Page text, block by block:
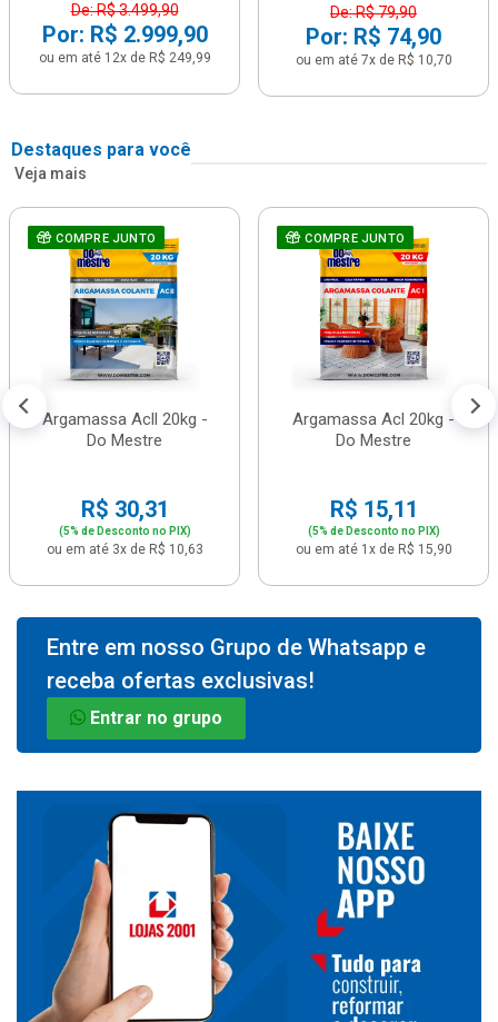
De: R$ 3.499,90
Por: R$ 2.999,90
ou em até 12x de R$ 249,99
De: R$ 79,90
Por: R$ 74,90
ou em até 7x de R$ 10,70
Destaques para você
Veja mais
COMPRE JUNTO
Argamassa Acll 20kg -
Do Mestre
R$ 30,31
(5% de Desconto no PIX)
ou em até 3x de R$ 10,63
COMPRE JUNTO
Argamassa Acl 20kg -
Do Mestre
R$ 15,11
(5% de Desconto no PIX)
ou em até 1x de R$ 15,90
Entre em nosso Grupo de Whatsapp e
receba ofertas exclusivas!
Entrar no grupo